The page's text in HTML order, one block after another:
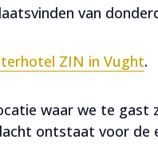
van
ZIN in Vught.
waar we te
ontstaat voor de